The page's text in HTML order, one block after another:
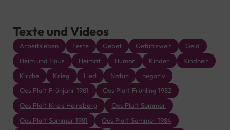
Texte und Videos
Arbeitsleben Feste Gebet Gefühlswelt
Geld
Heim und Haus
Heimat Humor Kinder
Kindheit
Kirche
Krieg Lied Natur
negativ
Oos Platt Frühjahr 1981
Oos Platt Frühling 1982
Oos Platt Kreis Heinsberg
Oos Platt Sommer
Oos Platt Sommer 1981
Oos Platt Sommer 1984